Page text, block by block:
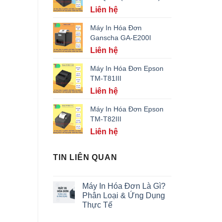
Liên hệ
Máy In Hóa Đơn
Ganscha GA-E200I
Liên hệ
Máy In Hóa Đơn Epson
TM-T81III
Liên hệ
Máy In Hóa Đơn Epson
TM-T82III
Liên hệ
TIN LIÊN QUAN
Máy In Hóa Đơn Là Gì?
Phân Loại & Ứng Dụng
Thực Tế